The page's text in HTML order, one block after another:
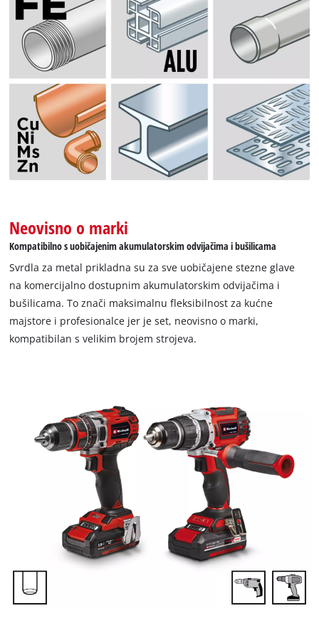
dvostruke kuke za perforirane zidove, što omogućuje vješanje
kasete u radionici ili garaži. Dok prozirni poklopac omogućuje
brz pregled sadržaja, robusni Auto-Lock-Clip zatvarač
osigurava sigurno zatvaranje.
Neovisno o marki
Kompatibilno s uobičajenim akumulatorskim odvijačima i bušilicama
Svrdla za metal prikladna su za sve uobičajene stezne glave
na komercijalno dostupnim akumulatorskim odvijačima i
bušilicama. To znači maksimalnu fleksibilnost za kućne
majstore i profesionalce jer je set, neovisno o marki,
kompatibilan s velikim brojem strojeva.